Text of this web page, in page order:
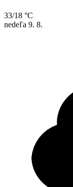
33/18 °C
nedeľa 9. 8.